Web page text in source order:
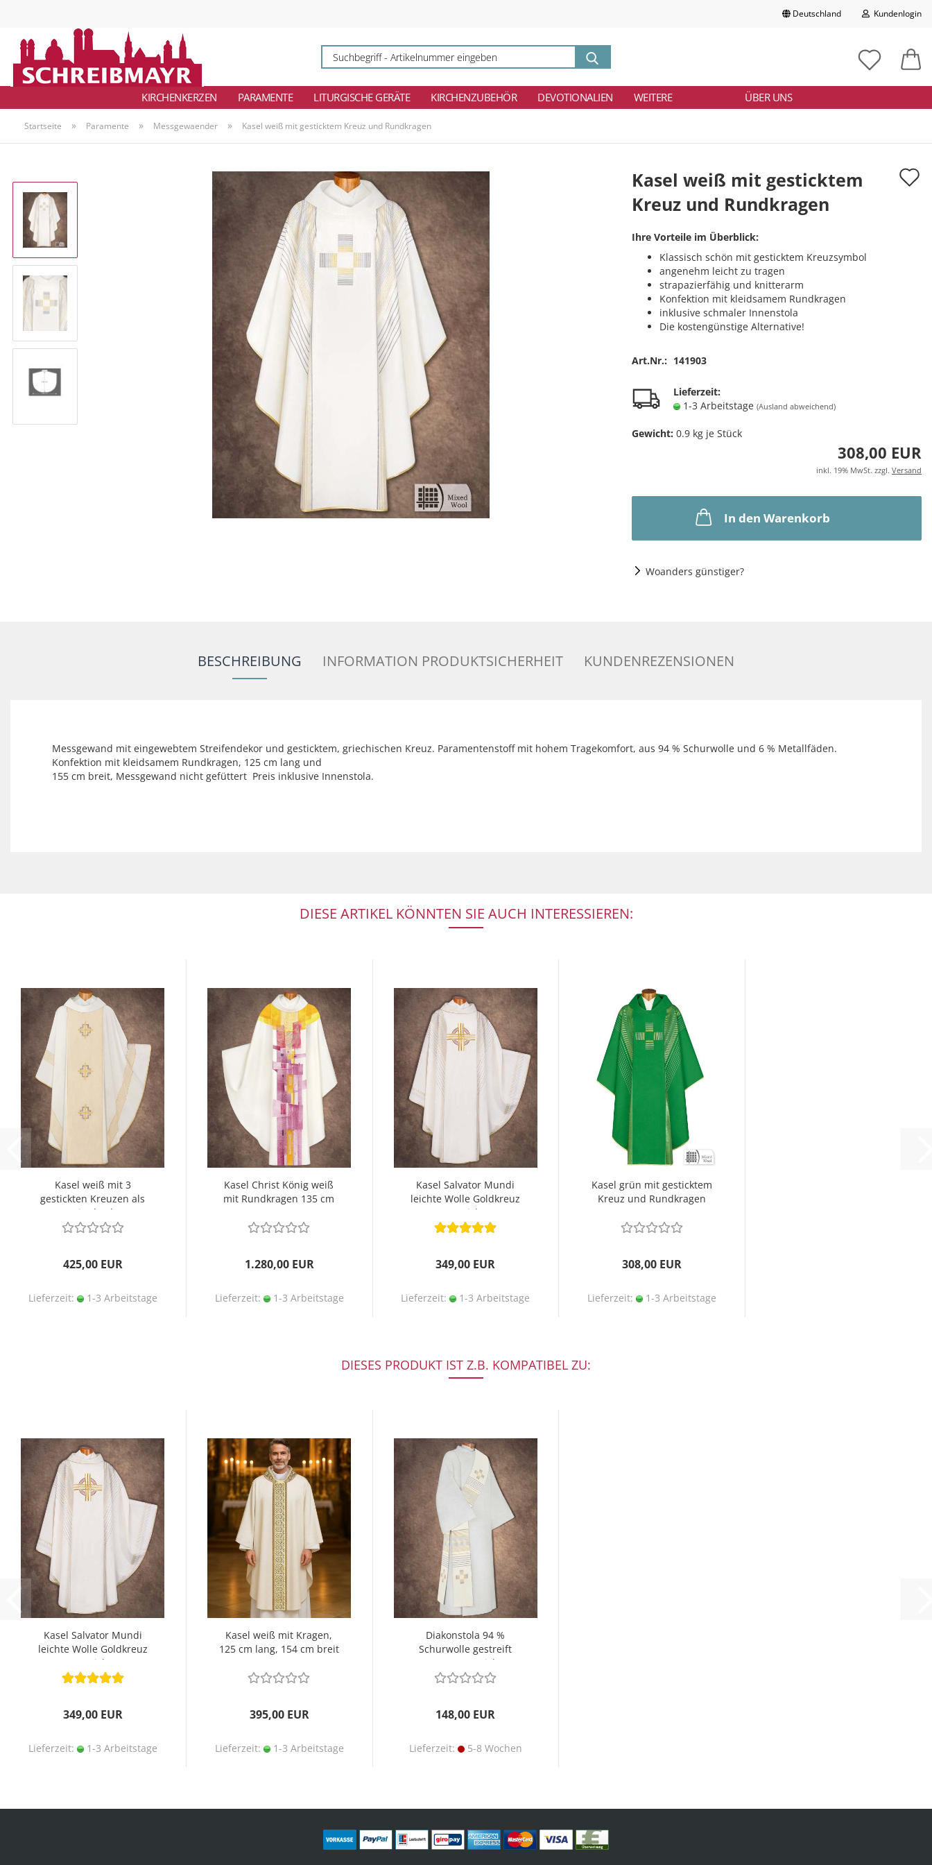
Deutschland Kundenlogin
E-Mail
Konto erstellen
Passwort vergessen?
eingeben
KIRCHENKERZEN PARAMENTE LITURGISCHE GERÄTE KIRCHENZUBEHÖR DEVOTIONALIEN ÜBER UNS
WEITERE
Startseite » Paramente » Messgewaender » Kasel weiß mit gesticktem Kreuz und Rundkragen
Kasel weiß mit gesticktem
Kreuz und Rundkragen
Ihre Vorteile im Überblick:
Klassisch schön mit gesticktem Kreuzsymbol
angenehm leicht zu tragen
strapazierfähig und knitterarm
Konfektion mit kleidsamem Rundkragen
inklusive schmaler Innenstola
Die kostengünstige Alternative!
Art.Nr.: 141903
Lieferzeit:
1-3 Arbeitstage (Ausland abweichend)
Gewicht: 0.9 kg je Stück
308,00 EUR
inkl. 19% MwSt. zzgl. Versand
In den Warenkorb
Woanders günstiger?
BESCHREIBUNG INFORMATION PRODUKTSICHERHEIT KUNDENREZENSIONEN
Messgewand mit eingewebtem Streifendekor und gesticktem, griechischen Kreuz. Paramentenstoff mit hohem Tragekomfort, aus 94 % Schurwolle und 6 % Metallfäden.
Konfektion mit kleidsamem Rundkragen, 125 cm lang und
155 cm breit, Messgewand nicht gefüttert Preis inklusive Innenstola.
DIESE ARTIKEL KÖNNTEN SIE AUCH INTERESSIEREN:
Kasel weiß mit 3
gestickten Kreuzen als
Mittelstab
425,00 EUR
Lieferzeit: 1-3 Arbeitstage
Kasel Christ König weiß
mit Rundkragen 135 cm
1.280,00 EUR
Lieferzeit: 1-3 Arbeitstage
Kasel Salvator Mundi
leichte Wolle Goldkreuz
gestickt
349,00 EUR
Lieferzeit: 1-3 Arbeitstage
Kasel grün mit gesticktem
Kreuz und Rundkragen
308,00 EUR
Lieferzeit: 1-3 Arbeitstage
DIESES PRODUKT IST Z.B. KOMPATIBEL ZU:
Kasel Salvator Mundi
leichte Wolle Goldkreuz
gestickt
349,00 EUR
Lieferzeit: 1-3 Arbeitstage
Kasel weiß mit Kragen,
125 cm lang, 154 cm breit
395,00 EUR
Lieferzeit: 1-3 Arbeitstage
Diakonstola 94 %
Schurwolle gestreift
Kreuze gestickt
148,00 EUR
Lieferzeit: 5-8 Wochen